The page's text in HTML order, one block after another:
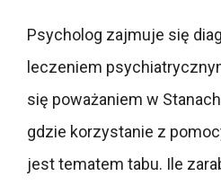
Psycholog zajmuje się
leczeniem
się poważaniem w
gdzie korzystanie z
jest tematem tabu. Ile